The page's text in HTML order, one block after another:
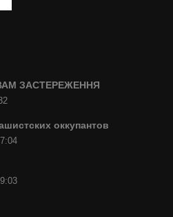
ЗАСТЕРЕЖЕННЯ
оккупантов